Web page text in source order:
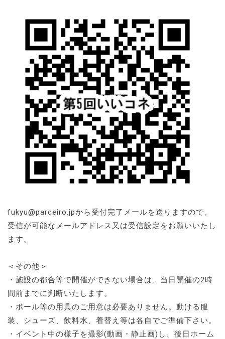
fukyu@parceiro.jpから受付完了メールを送りますので、
受信が可能なメールアドレス又は受信設定をお願いいたし
ます。
＜その他＞
・施設の都合等で開催ができない場合は、当日開催の2時
間前までに判断いたします。
・ボール等の用具のご用意は必要ありません。動ける服
装、シューズ、飲料水、着替え等は各自でご準備下さい。
・イベント中の様子を撮影(動画・静止画)し、後日ホーム